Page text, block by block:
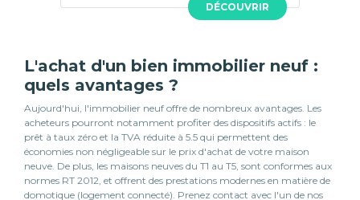
DÉCOUVRIR
L'achat d'un bien immobilier neuf :
quels avantages ?
Aujourd'hui, l'immobilier neuf offre de nombreux avantages. Les
acheteurs pourront notamment profiter des dispositifs actifs : le
prêt à taux zéro et la TVA réduite à 5.5 qui permettent des
économies non négligeable sur le prix d'achat de votre maison
neuve. De plus, les maisons neuves du T1 au T5, sont conformes aux
normes RT 2012, et offrent des prestations modernes en matière de
domotique (logement connecté). Prenez contact avec l'un de nos